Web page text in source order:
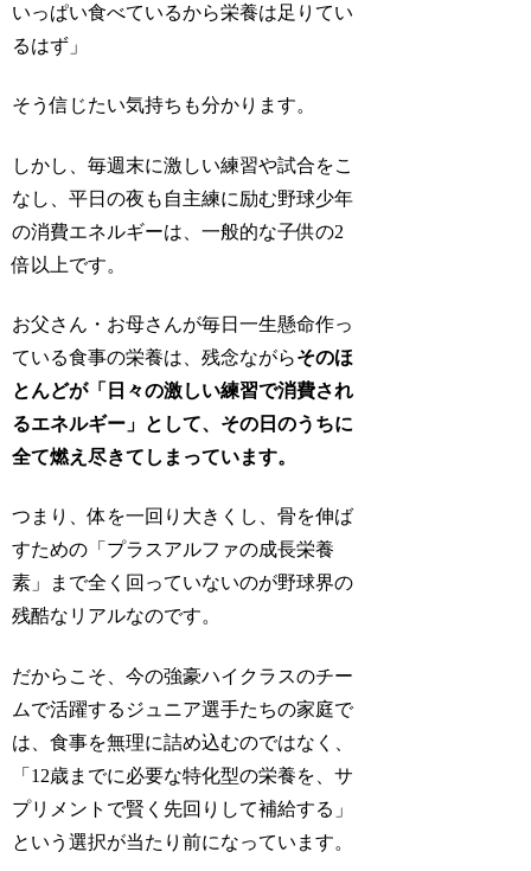
いっぱい食べているから栄養は足りてい
るはず」
そう信じたい気持ちも分かります。
しかし、毎週末に激しい練習や試合をこ
なし、平日の夜も自主練に励む野球少年
の消費エネルギーは、一般的な子供の2
倍以上です。
お父さん・お母さんが毎日一生懸命作っ
ている食事の栄養は、残念ながらそのほ
とんどが「日々の激しい練習で消費され
るエネルギー」として、その日のうちに
全て燃え尽きてしまっています。
つまり、体を一回り大きくし、骨を伸ば
すための「プラスアルファの成長栄養
素」まで全く回っていないのが野球界の
残酷なリアルなのです。
だからこそ、今の強豪ハイクラスのチー
ムで活躍するジュニア選手たちの家庭で
は、食事を無理に詰め込むのではなく、
「12歳までに必要な特化型の栄養を、サ
プリメントで賢く先回りして補給する」
という選択が当たり前になっています。